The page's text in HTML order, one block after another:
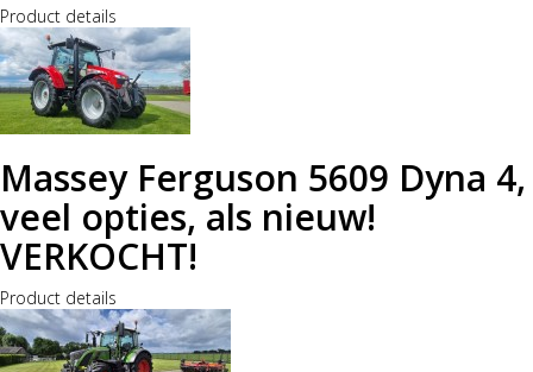
Product details
Massey Ferguson 5609 Dyna 4,
veel opties, als nieuw!
VERKOCHT!
Product details